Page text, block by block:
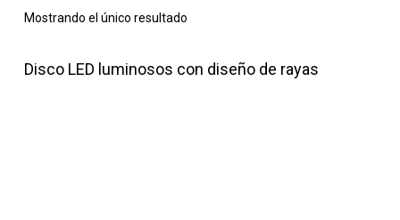
Mostrando el único resultado
Disco LED luminosos con diseño de rayas